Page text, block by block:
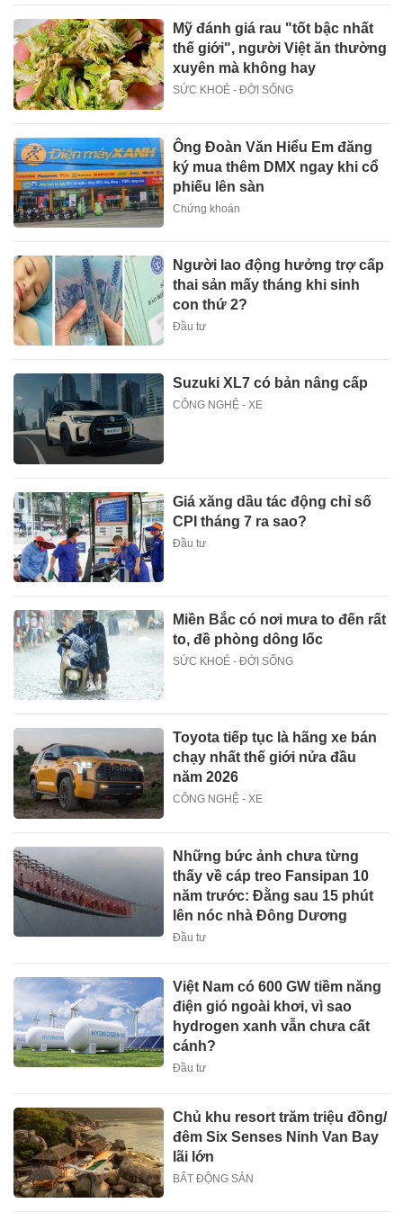
Mỹ đánh giá rau "tốt bậc nhất
thế giới", người Việt ăn thường
xuyên mà không hay
SỨC KHOẺ - ĐỜI SỐNG
Ông Đoàn Văn Hiểu Em đăng
ký mua thêm DMX ngay khi cổ
phiếu lên sàn
Chứng khoán
Người lao động hưởng trợ cấp
thai sản mấy tháng khi sinh
con thứ 2?
Đầu tư
Suzuki XL7 có bản nâng cấp
CÔNG NGHỆ - XE
Giá xăng dầu tác động chỉ số
CPI tháng 7 ra sao?
Đầu tư
Miền Bắc có nơi mưa to đến rất
to, đề phòng dông lốc
SỨC KHOẺ - ĐỜI SỐNG
Toyota tiếp tục là hãng xe bán
chạy nhất thế giới nửa đầu
năm 2026
CÔNG NGHỆ - XE
Những bức ảnh chưa từng
thấy về cáp treo Fansipan 10
năm trước: Đằng sau 15 phút
lên nóc nhà Đông Dương
Đầu tư
Việt Nam có 600 GW tiềm năng
điện gió ngoài khơi, vì sao
hydrogen xanh vẫn chưa cất
cánh?
Đầu tư
Chủ khu resort trăm triệu đồng/
đêm Six Senses Ninh Van Bay
lãi lớn
BẤT ĐỘNG SẢN